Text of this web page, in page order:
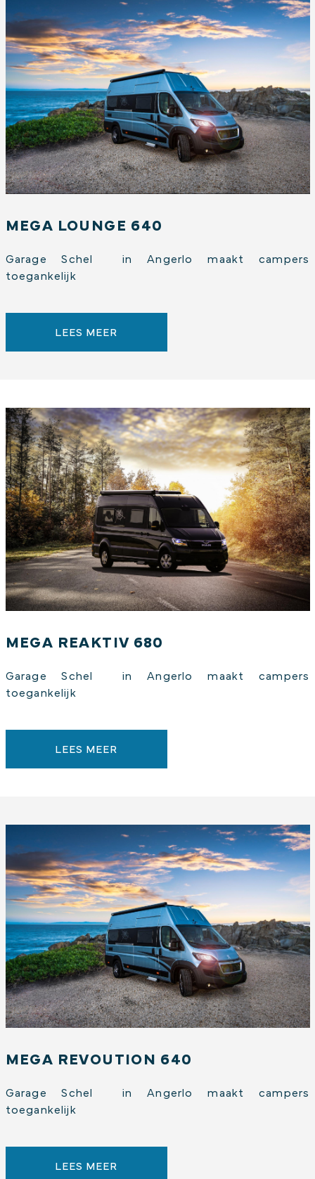
MEGA LOUNGE 640
Garage Schel in Angerlo maakt campers
toegankelijk
LEES MEER
MEGA REAKTIV 680
Garage Schel in Angerlo maakt campers
toegankelijk
LEES MEER
MEGA REVOUTION 640
Garage Schel in Angerlo maakt campers
toegankelijk
LEES MEER